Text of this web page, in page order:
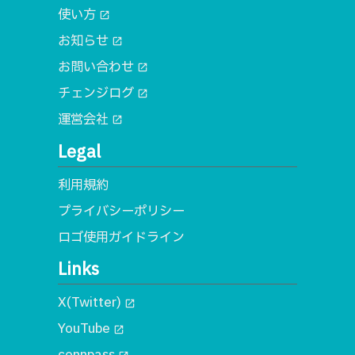
使い方 open_in_new
お知らせ open_in_new
お問い合わせ open_in_new
チェンジログ open_in_new
運営会社 open_in_new
Legal
利用規約
プライバシーポリシー
ロゴ使用ガイドライン
Links
X(Twitter) open_in_new
YouTube open_in_new